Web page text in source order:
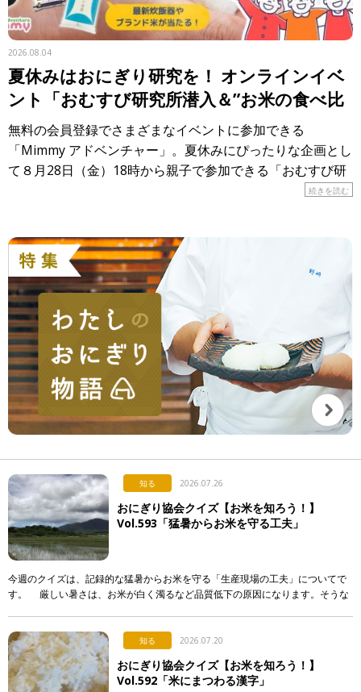
2026.08.04
夏休みはおにぎり研究を！ オンラインイベ
ント「おむすび研究所潜入＆”お米の食べ比
べ”大実験！」
無料の会員登録でさまざまなイベントに参加できる
「Mimmy アドベンチャー」。夏休みにぴったりな企画とし
て８月28日（金）18時から親子で参加できる「おむすび研
究所潜入＆”お米の食べ比べ”大実験！」が開催されます！
続きを読む
知る 2026.07.26
おにぎり協会クイズ【お米を知ろう！】
Vol.593「猛暑からお米を守る工夫」
今週のクイズは、記録的な猛暑からお米を守る「生産現場の工夫」についてで
す。 厳しい暑さは、お米が白く濁るなど品質低下の原因になります。そうな
知る 2026.07.20
おにぎり協会クイズ【お米を知ろう！】
Vol.592「米にまつわる漢字」